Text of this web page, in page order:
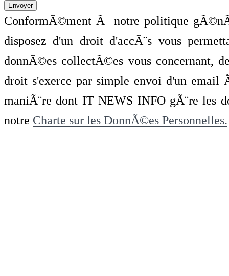
ConformÃ©ment Ã notre politique
disposez d'un droit d'accÃ¨s vous
donnÃ©es collectÃ©es vous concernant,
droit s'exerce par simple envoi d'un
maniÃ¨re dont IT NEWS INFO gÃ¨re les
notre Charte sur les DonnÃ©es Personnelles.